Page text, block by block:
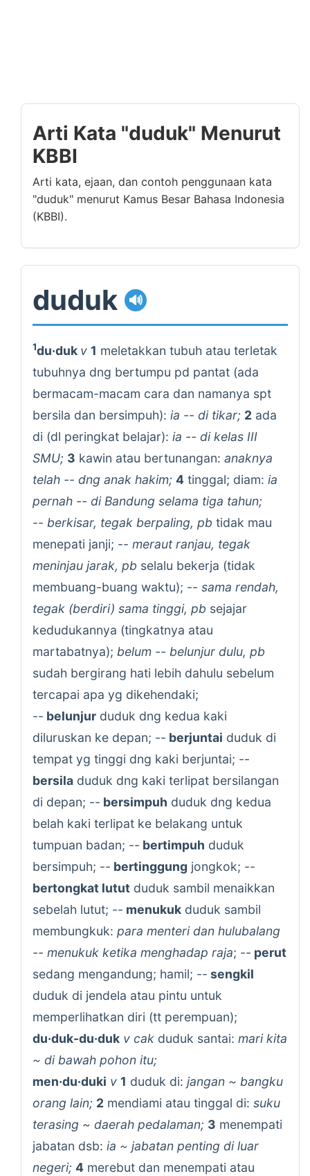
Arti Kata "duduk" Menurut
KBBI
Arti kata, ejaan, dan contoh penggunaan kata
"duduk" menurut Kamus Besar Bahasa Indonesia
(KBBI).
duduk 🔊
1du·duk v 1 meletakkan tubuh atau terletak
tubuhnya dng bertumpu pd pantat (ada
bermacam-macam cara dan namanya spt
bersila dan bersimpuh): ia -- di tikar; 2 ada
di (dl peringkat belajar): ia -- di kelas III
SMU; 3 kawin atau bertunangan: anaknya
telah -- dng anak hakim; 4 tinggal; diam: ia
pernah -- di Bandung selama tiga tahun;
-- berkisar, tegak berpaling, pb tidak mau
menepati janji; -- meraut ranjau, tegak
meninjau jarak, pb selalu bekerja (tidak
membuang-buang waktu); -- sama rendah,
tegak (berdiri) sama tinggi, pb sejajar
kedudukannya (tingkatnya atau
martabatnya); belum -- belunjur dulu, pb
sudah bergirang hati lebih dahulu sebelum
tercapai apa yg dikehendaki;
-- belunjur duduk dng kedua kaki
diluruskan ke depan; -- berjuntai duduk di
tempat yg tinggi dng kaki berjuntai; --
bersila duduk dng kaki terlipat bersilangan
di depan; -- bersimpuh duduk dng kedua
belah kaki terlipat ke belakang untuk
tumpuan badan; -- bertimpuh duduk
bersimpuh; -- bertinggung jongkok; --
bertongkat lutut duduk sambil menaikkan
sebelah lutut; -- menukuk duduk sambil
membungkuk: para menteri dan hulubalang
-- menukuk ketika menghadap raja; -- perut
sedang mengandung; hamil; -- sengkil
duduk di jendela atau pintu untuk
memperlihatkan diri (tt perempuan);
du·duk-du·duk v cak duduk santai: mari kita
~ di bawah pohon itu;
men·du·duki v 1 duduk di: jangan ~ bangku
orang lain; 2 mendiami atau tinggal di: suku
terasing ~ daerah pedalaman; 3 menempati
jabatan dsb: ia ~ jabatan penting di luar
negeri; 4 merebut dan menempati atau